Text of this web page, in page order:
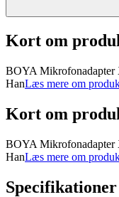
Kort om
BOYA
HanLæs mere om
Kort om
BOYA
HanLæs mere om
Specifikationer